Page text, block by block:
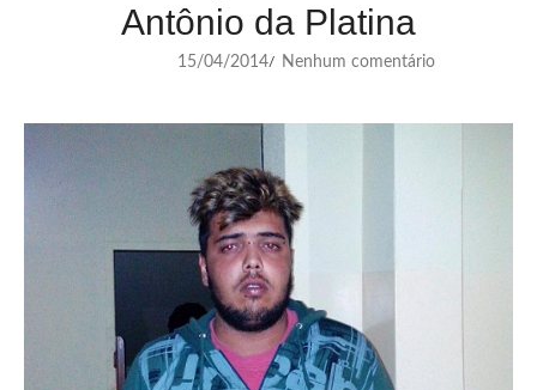
Antônio da Platina
15/04/2014/ Nenhum comentário